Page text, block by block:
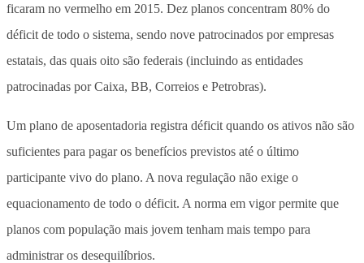
ficaram no vermelho em 2015. Dez planos concentram 80% do
déficit de todo o sistema, sendo nove patrocinados por empresas
estatais, das quais oito são federais (incluindo as entidades
patrocinadas por Caixa, BB, Correios e Petrobras).
Um plano de aposentadoria registra déficit quando os ativos não são
suficientes para pagar os benefícios previstos até o último
participante vivo do plano. A nova regulação não exige o
equacionamento de todo o déficit. A norma em vigor permite que
planos com população mais jovem tenham mais tempo para
administrar os desequilíbrios.